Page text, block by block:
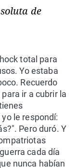
de
total para
Yo estaba
Recuerdo
ir a cubrir la
le respondí:
Pero duró. Y
cada día
nunca habían